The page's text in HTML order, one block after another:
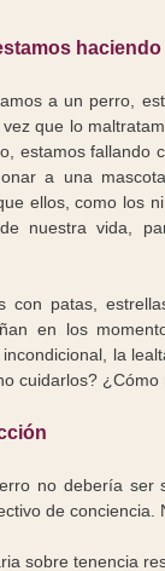
a un perro,
que lo
estamos fallando
a una
ellos, como los
nuestra vida,
con patas,
en los
la
cuidarlos? ¿Cómo
no debería ser
de conciencia.
sobre tenencia